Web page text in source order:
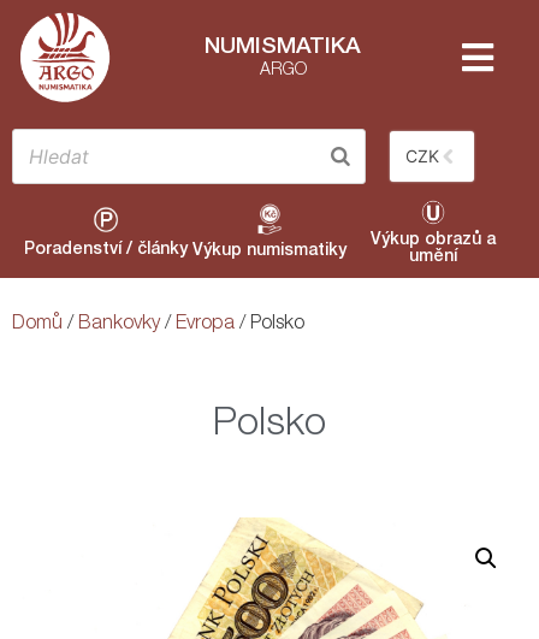
NUMISMATIKA
ARGO
CZK
Poradenství / články Výkup numismatiky
Výkup obrazů a
umění
Domů / Bankovky/ Evropa / Polsko
Polsko